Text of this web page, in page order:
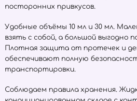
посторонних привкусов.
Удобные объёмы 10 мл и 30 мл.
взять с собой, а большой выгодно
Плотная защита от протечек и
обеспечивают полную
транспортировки.
Соблюдаем правила хранения.